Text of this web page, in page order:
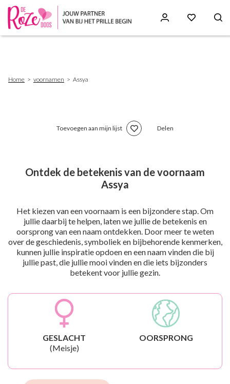
Home voornamen Assya
Toevoegen aan mijn lijst Delen
Ontdek de betekenis van de voornaam
Assya
Het kiezen van een voornaam is een bijzondere stap. Om
jullie daarbij te helpen, laten we jullie de betekenis en
oorsprong van een naam ontdekken. Door meer te weten
over de geschiedenis, symboliek en bijbehorende kenmerken,
kunnen jullie inspiratie opdoen en een naam vinden die bij
jullie past, die jullie mooi vinden en die iets bijzonders
betekent voor jullie gezin.
GESLACHT
(Meisje)
OORSPRONG